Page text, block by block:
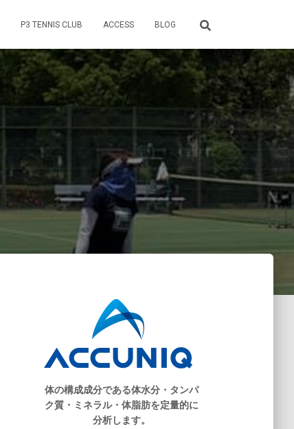
P3 TENNIS CLUB ACCESS BLOG
体の構成成分である体水分・タンパ
ク質・ミネラル・体脂肪を定量的に
分析します。